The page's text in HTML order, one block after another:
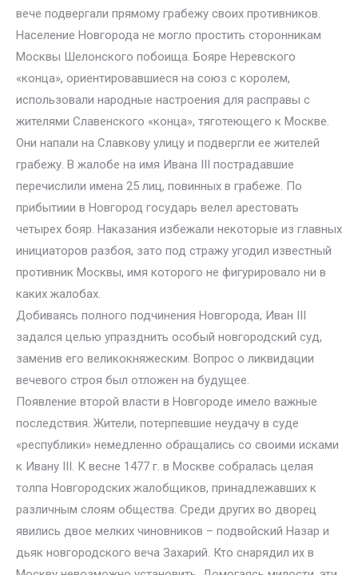
вече подвергали прямому грабежу своих противников.
Население Новгорода не могло простить сторонникам
Москвы Шелонского побоища. Бояре Неревского
«конца», ориентировавшиеся на союз с королем,
использовали народные настроения для расправы с
жителями Славенского «конца», тяготеющего к Москве.
Они напали на Славкову улицу и подвергли ее жителей
грабежу. В жалобе на имя Ивана III пострадавшие
перечислили имена 25 лиц, повинных в грабеже. По
прибытиии в Новгород государь велел арестовать
четырех бояр. Наказания избежали некоторые из главных
инициаторов разбоя, зато под стражу угодил известный
противник Москвы, имя которого не фигурировало ни в
каких жалобах.
Добиваясь полного подчинения Новгорода, Иван III
задался целью упразднить особый новгородский суд,
заменив его великокняжеским. Вопрос о ликвидации
вечевого строя был отложен на будущее.
Появление второй власти в Новгороде имело важные
последствия. Жители, потерпевшие неудачу в суде
«республики» немедленно обращались со своими исками
к Ивану III. К весне 1477 г. в Москве собралась целая
толпа Новгородских жалобщиков, принадлежавших к
различным слоям общества. Среди других во дворец
явились двое мелких чиновников – подвойский Назар и
дьяк новгородского веча Захарий. Кто снарядил их в